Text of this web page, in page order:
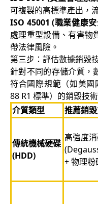
可複製的高標準產出，
ISO 45001 (職業健康
處理重型設備、有害物
帶法律風險。
第三步：評估數據銷毀
針對不同的存儲介質，
符合國際規範（如美國
88 R1 標準）的銷毀技術
介質類型
推薦銷
傳統機械硬碟
(HDD)
高強度
+ 物理粉